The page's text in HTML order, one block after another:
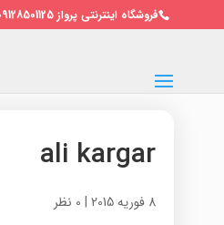
فروشگاه اینترنتی پرواز 09128501125 / 02122691010
ali kargar
8 فوریه 2015 | 0 نظر